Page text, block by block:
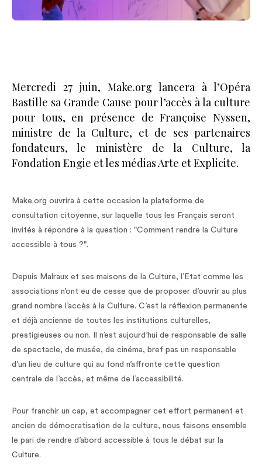
Mercredi 27 juin, Make.org lancera à l’Opéra
Bastille sa Grande Cause pour l’accès à la culture
pour tous, en présence de Françoise Nyssen,
ministre de la Culture, et de ses partenaires
fondateurs, le ministère de la Culture, la
Fondation Engie et les médias Arte et Explicite.
Make.org ouvrira à cette occasion la plateforme de
consultation citoyenne, sur laquelle tous les Français seront
invités à répondre à la question : "Comment rendre la Culture
accessible à tous ?".
Depuis Malraux et ses maisons de la Culture, l’Etat comme les
associations n’ont eu de cesse que de proposer d’ouvrir au plus
grand nombre l’accès à la Culture. C’est la réflexion permanente
et déjà ancienne de toutes les institutions culturelles,
prestigieuses ou non. Il n’est aujourd’hui de responsable de salle
de spectacle, de musée, de cinéma, bref pas un responsable
d’un lieu de culture qui au fond n’affronte cette question
centrale de l’accès, et même de l’accessibilité.
Pour franchir un cap, et accompagner cet effort permanent et
ancien de démocratisation de la culture, nous faisons ensemble
le pari de rendre d’abord accessible à tous le débat sur la
Culture.